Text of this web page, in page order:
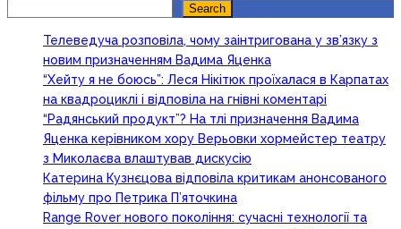
Search
Телеведуча розповіла, чому заінтригована у зв’язку з
новим призначенням Вадима Яценка
“Хейту я не боюсь”: Леся Нікітюк проїхалася в Карпатах
на квадроциклі і відповіла на гнівні коментарі
“Радянський продукт”? На тлі призначення Вадима
Яценка керівником хору Верьовки хормейстер театру
з Миколаєва влаштував дискусію
Катерина Кузнєцова відповіла критикам анонсованого
фільму про Петрика П’яточкина
Range Rover нового покоління: сучасні технології та